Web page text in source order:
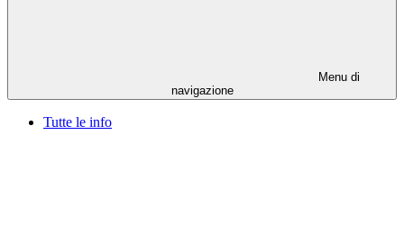
Menu di
navigazione
Tutte le info